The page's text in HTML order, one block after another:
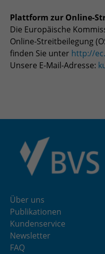
Plattform zur Online-
Die Europäische
Online-Streitbeilegung
finden Sie unter http://
Unsere E-Mail-Adresse:
Über uns
Publikationen
Kundenservice
Newsletter
FAQ